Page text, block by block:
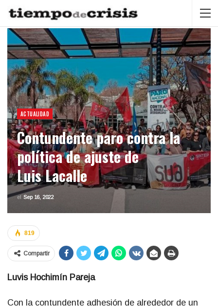
ACTUALIDAD
Contundente paro contra la
política de ajuste de
Luis Lacalle
el Sep 16, 2022
819
Compartir
Luvis Hochimín Pareja
Con la contundente adhesión de alrededor de un